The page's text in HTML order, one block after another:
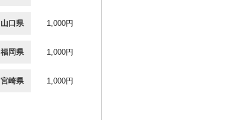
山口県 1,000円
福岡県 1,000円
宮崎県 1,000円